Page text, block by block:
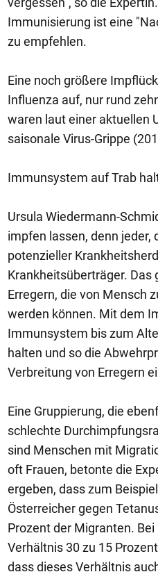
Immunisierung ist eine
zu empfehlen.
Eine noch größere
Influenza auf, nur rund
waren laut einer aktuellen
saisonale Virus-Grippe
Immunsystem auf Trab
Ursula Wiedermann-
impfen lassen, denn jeder,
potenzieller
Krankheitsüberträger. Das
Erregern, die von Mensch
werden können. Mit dem
Immunsystem bis zum
halten und so die
Verbreitung von Erregern
Eine Gruppierung, die
schlechte
sind Menschen mit
oft Frauen, betonte die
ergeben, dass zum
Österreicher gegen
Prozent der Migranten.
Verhältnis 30 zu 15
dass dieses Verhältnis